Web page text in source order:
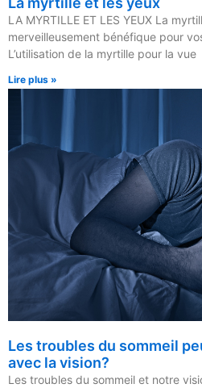
LA MYRTILLE ET LES YEUX La
merveilleusement bénéfique pour
L’utilisation de la myrtille pour la vue
Lire plus »
Les troubles du sommeil
avec la vision?
Les troubles du sommeil et notre